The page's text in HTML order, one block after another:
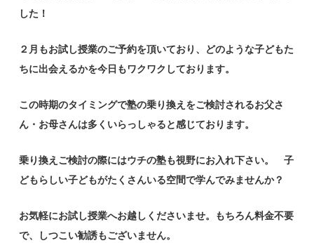
した！
２月もお試し授業のご予約を頂いており、どのような子どもた
ちに出会えるかを今日もワクワクしております。
この時期のタイミングで塾の乗り換えをご検討されるお父さ
ん・お母さんは多くいらっしゃると感じております。
乗り換えご検討の際にはウチの塾も視野にお入れ下さい。 子
どもらしい子どもがたくさんいる空間で学んでみませんか？
お気軽にお試し授業へお越しくださいませ。もちろん料金不要
で、しつこい勧誘もございません。